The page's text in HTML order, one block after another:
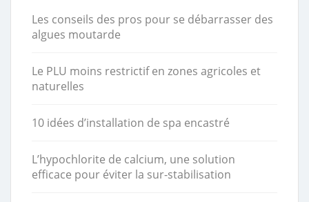
Les conseils des pros pour se débarrasser des
algues moutarde
Le PLU moins restrictif en zones agricoles et
naturelles
10 idées d’installation de spa encastré
L’hypochlorite de calcium, une solution
efficace pour éviter la sur-stabilisation